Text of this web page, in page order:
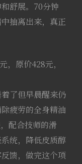
舒展。70分钟
抽离出来，真正
，原价428元，
了但早晨醒来仍
疲劳的全身精油
配合技师的滑
统，降低皮质醇
馈，做完这个项